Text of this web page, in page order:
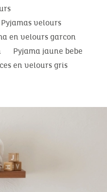
Pyjamas velours
en velours garcon
Pyjama jaune bebe
en velours gris